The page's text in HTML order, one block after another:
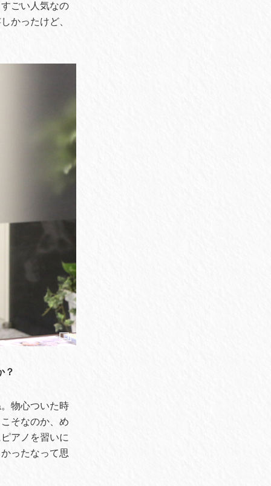
ごい人気なの
かったけど、
？
物心ついた時
そなのか、め
アノを習いに
ったなって思